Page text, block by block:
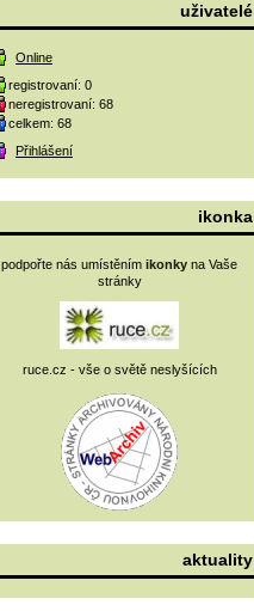
uživatelé
Online
registrovaní: 0
neregistrovaní: 68
celkem: 68
Přihlášení
ikonka
podpořte nás umístěním ikonky na Vaše
stránky
ruce.cz - vše o světě neslyšících
aktuality